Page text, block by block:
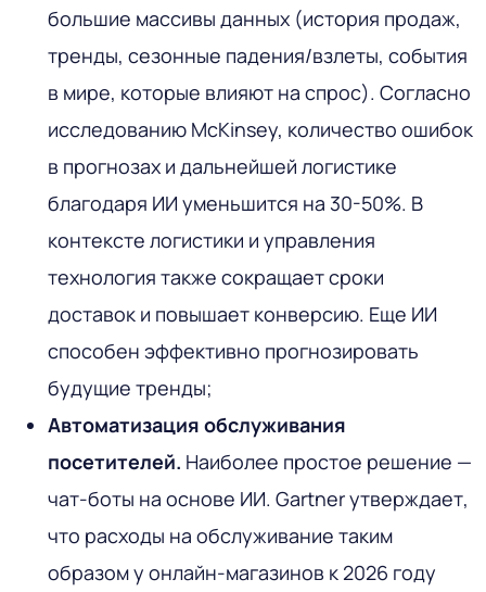
большие массивы данных (история продаж,
тренды, сезонные падения/взлеты, события
в мире, которые влияют на спрос). Согласно
исследованию McKinsey, количество ошибок
в прогнозах и дальнейшей логистике
благодаря ИИ уменьшится на 30-50%. В
контексте логистики и управления
технология также сокращает сроки
доставок и повышает конверсию. Еще ИИ
способен эффективно прогнозировать
будущие тренды;
Автоматизация обслуживания
посетителей. Наиболее простое решение —
чат-боты на основе ИИ. Gartner утверждает,
что расходы на обслуживание таким
образом у онлайн-магазинов к 2026 году